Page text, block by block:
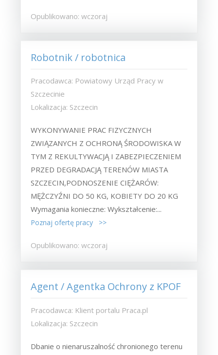
Opublikowano: wczoraj
Robotnik / robotnica
Pracodawca: Powiatowy Urząd Pracy w
Szczecinie
Lokalizacja: Szczecin
WYKONYWANIE PRAC FIZYCZNYCH
ZWIĄZANYCH Z OCHRONĄ ŚRODOWISKA W
TYM Z REKULTYWACJĄ I ZABEZPIECZENIEM
PRZED DEGRADACJĄ TERENÓW MIASTA
SZCZECIN,PODNOSZENIE CIĘŻARÓW:
MĘŻCZYŹNI DO 50 KG, KOBIETY DO 20 KG
Wymagania konieczne: Wykształcenie:...
Poznaj ofertę pracy >>
Opublikowano: wczoraj
Agent / Agentka Ochrony z KPOF
Pracodawca: Klient portalu Praca.pl
Lokalizacja: Szczecin
Dbanie o nienaruszalność chronionego terenu